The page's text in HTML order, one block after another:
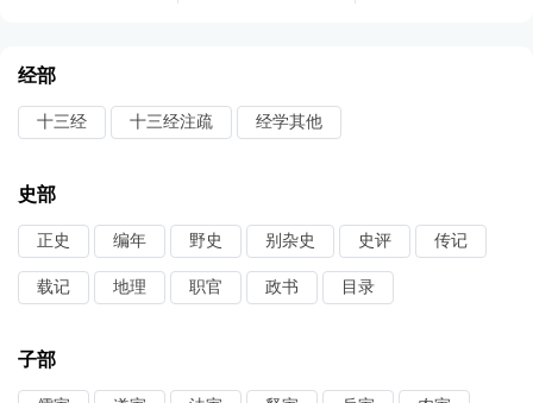
经部
十三经 十三经注疏 经学其他
史部
正史 编年 野史 别杂史 史评 传记
载记 地理 职官 政书 目录
子部